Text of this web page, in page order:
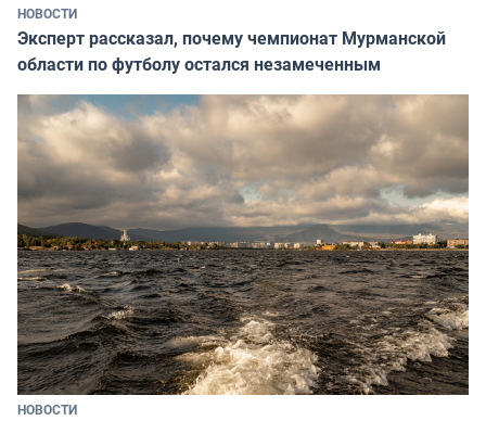
НОВОСТИ
Эксперт рассказал, почему чемпионат Мурманской
области по футболу остался незамеченным
НОВОСТИ